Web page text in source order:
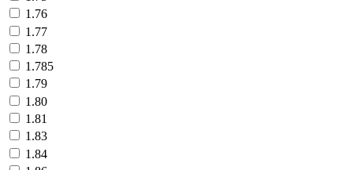
1.76
1.77
1.78
1.785
1.79
1.80
1.81
1.83
1.84